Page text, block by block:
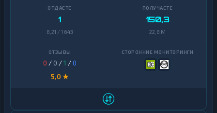
1
8,21 / 1 643
150,3
22,8 M
0 / 0 /1 /0
5,0 ★